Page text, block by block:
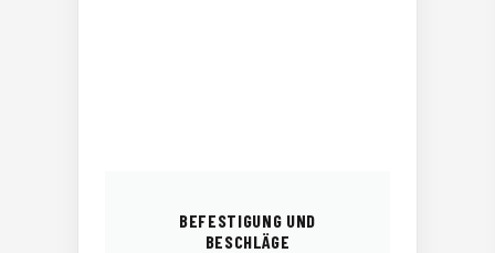
BEFESTIGUNG UND
BESCHLÄGE